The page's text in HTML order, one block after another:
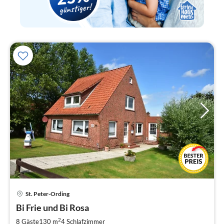
St. Peter-Ording
Bi Frie und Bi Rosa
8 Gäste130 m24Schlafzimmer